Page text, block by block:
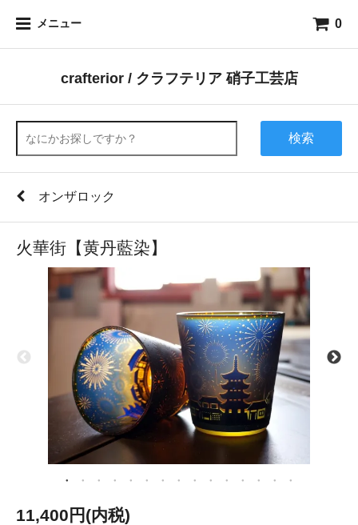
メニュー 0
crafterior / クラフテリア 硝子工芸店
検索
オンザロック
火華街【黄丹藍染】
11,400円(内税)